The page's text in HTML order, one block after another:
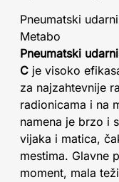
Pneumatski
Metabo
Pneumatski
C je visoko
za najzahtevnije
radionicama i na
namena je brzo i
vijaka i matica,
mestima. Glavne
moment, mala